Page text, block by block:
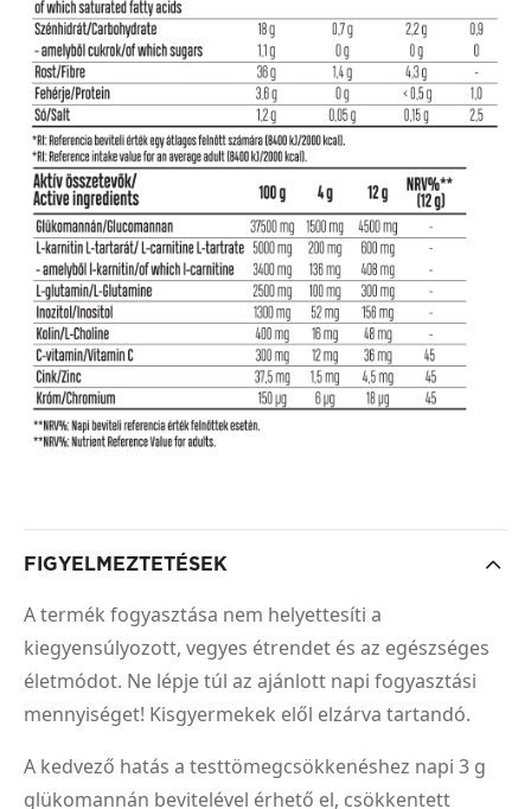
FIGYELMEZTETÉSEK
A termék fogyasztása nem helyettesíti a
kiegyensúlyozott, vegyes étrendet és az egészséges
életmódot. Ne lépje túl az ajánlott napi fogyasztási
mennyiséget! Kisgyermekek elől elzárva tartandó.
A kedvező hatás a testtömegcsökkenéshez napi 3 g
glükomannán bevitelével érhető el, csökkentett